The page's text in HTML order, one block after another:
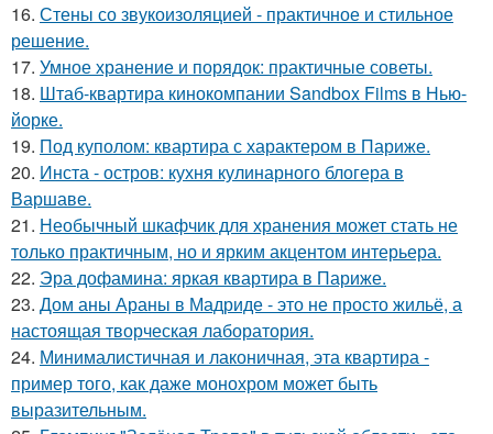
16. Стены со звукоизоляцией - практичное и стильное
решение.
17. Умное хранение и порядок: практичные советы.
18. Штаб-квартира кинокомпании Sandbox Films в Нью-
йорке.
19. Под куполом: квартира с характером в Париже.
20. Инста - остров: кухня кулинарного блогера в
Варшаве.
21. Необычный шкафчик для хранения может стать не
только практичным, но и ярким акцентом интерьера.
22. Эра дофамина: яркая квартира в Париже.
23. Дом аны Араны в Мадриде - это не просто жильё, а
настоящая творческая лаборатория.
24. Минималистичная и лаконичная, эта квартира -
пример того, как даже монохром может быть
выразительным.